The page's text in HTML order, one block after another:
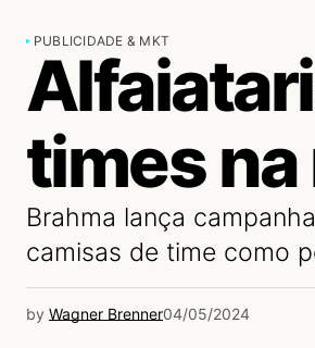
PUBLICIDADE & MKT
times na
Brahma lança
camisas de time como
by Wagner Brenner04/05/2024